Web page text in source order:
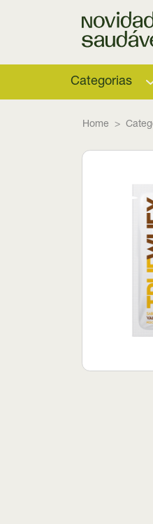
Categorias
Home